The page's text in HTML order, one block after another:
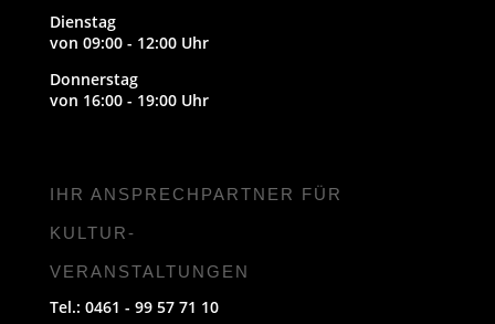
Dienstag
von 09:00 - 12:00 Uhr
Donnerstag
von 16:00 - 19:00 Uhr
IHR ANSPRECHPARTNER FÜR
KULTUR-
VERANSTALTUNGEN
Tel.: 0461 - 99 57 71 10